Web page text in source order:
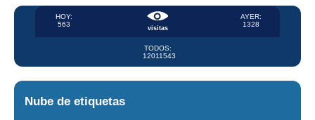
visitas
HOY:
563
AYER:
1328
TODOS:
12011543
Nube de etiquetas